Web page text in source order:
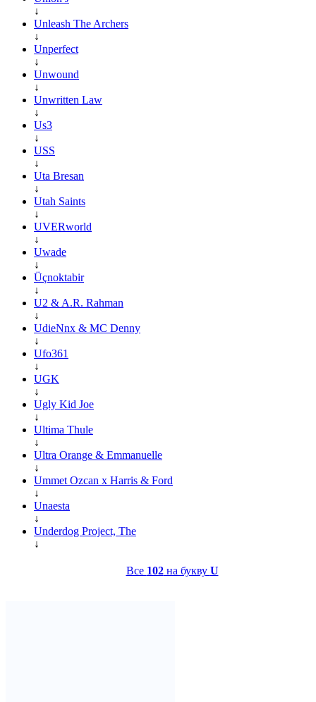
↓
Unleash The Archers
↓
Unperfect
↓
Unwound
↓
Unwritten Law
↓
Us3
↓
USS
↓
Uta Bresan
↓
Utah Saints
↓
UVERworld
↓
Uwade
↓
Üçnoktabir
↓
U2 & A.R. Rahman
↓
UdieNnx & MC Denny
↓
Ufo361
↓
UGK
↓
Ugly Kid Joe
↓
Ultima Thule
↓
Ultra Orange & Emmanuelle
↓
Ummet Ozcan x Harris & Ford
↓
Unaesta
↓
Underdog Project, The
↓
Все 102на букву U